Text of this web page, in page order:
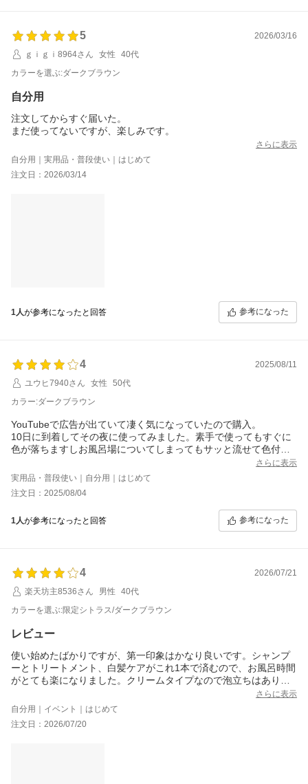
5
2026/03/16
ｇｉｇｉ8964さん
女性
40代
カラーを選ぶ:ダークブラウン
自分用
注文してからすぐ届いた。
まだ使ってないですが、楽しみです。
さらに表示
自分用｜実用品・普段使い｜はじめて
注文日：2026/03/14
1人が参考になったと回答 参考になった
4
2025/08/11
ユウヒ7940さん
女性
50代
カラー:ダークブラウン
YouTubeで広告が出ていて凄く気になっていたので購入。
10日に到着してその夜に使ってみました。素手で使ってもすぐに
色が落ちますしお風呂場についてしまってもサッと流せて色付き
髪の方ですが 予洗いをしてから 塗布し時間も守りました。乾かし
た後 艶がでて色もしっかりと入っています。
まだ使って1日ですのでこれからが楽しみです。 沢山の白髪はあ
りませんが気になると抜いてました。 これなら抜かなくて良さそ
うです。
われ こちらの商品で落ち着いた茶色に染まり本当に嬉しいです。
ありがとうございます！
さらに表示
実用品・普段使い｜自分用｜はじめて
注文日：2025/08/04
1人が参考になったと回答 参考になった
4
2026/07/21
楽天坊主8536さん
男性
40代
カラーを選ぶ:限定シトラス/ダークブラウン
レビュー
使い始めたばかりですが、第一印象はかなり良いです。シャンプ
ーとトリートメント、白髪ケアがこれ1本で済むので、お風呂時間
がとても楽になりました。クリームタイプなので泡立ちはありま
せんが、その分髪全体にしっかり密着してくれて、洗っている最
中もきしみにくく、指通りがなめらかです。洗い上がりはしっと
り感があり、ドライヤー後もパサつきにくい印象でした。白髪染
め特有のツンとした強いニオイが少なく、香りが上品で使いやす
さらに表示
自分用｜イベント｜はじめて
注文日：2026/07/20